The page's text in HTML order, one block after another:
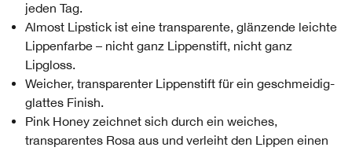
jeden Tag.
Almost Lipstick ist eine transparente, glänzende leichte
Lippenfarbe – nicht ganz Lippenstift, nicht ganz
Lipgloss.
Weicher, transparenter Lippenstift für ein geschmeidig-
glattes Finish.
Pink Honey zeichnet sich durch ein weiches,
transparentes Rosa aus und verleiht den Lippen einen